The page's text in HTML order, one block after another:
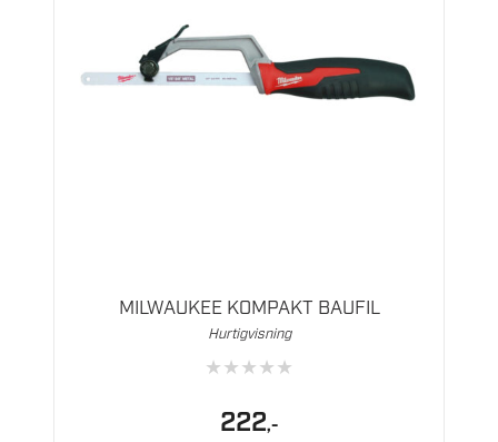
MILWAUKEE KOMPAKT BAUFIL
Hurtigvisning
★★★★★
222,-